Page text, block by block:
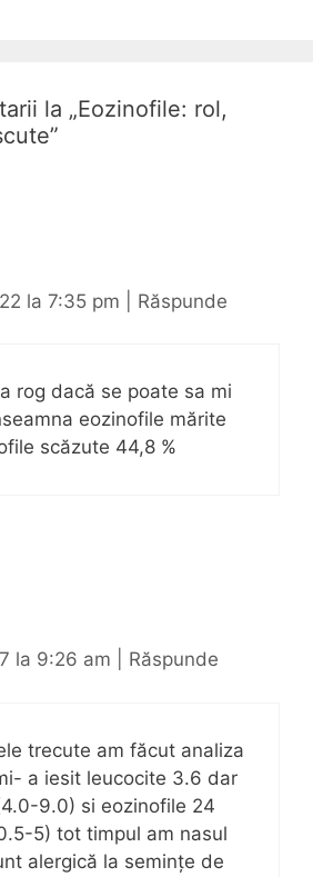
la „Eozinofile: rol,
”
la 7:35 pm
Răspunde
rog dacă se poate sa mi
eozinofile mărite
scăzute 44,8 %
la 9:26 am
Răspunde
trecute am făcut analiza
a iesit leucocite 3.6 dar
9.0) si eozinofile 24
5) tot timpul am nasul
alergică la semințe de